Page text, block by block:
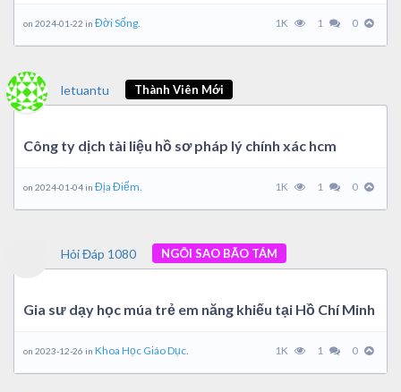
on 2024-01-22 in Đời Sống. 1K 1 0
letuantu Thành Viên Mới
Công ty dịch tài liệu hồ sơ pháp lý chính xác hcm
on 2024-01-04 in Địa Điểm. 1K 1 0
Hỏi Đáp 1080 NGÔI SAO BÃO TÁM
Gia sư dạy học múa trẻ em năng khiếu tại Hồ Chí Minh
on 2023-12-26 in Khoa Học Giáo Dục. 1K 1 0